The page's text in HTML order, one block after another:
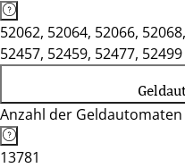
52062, 52064, 52066,
52457, 52459, 52477, 52499
Anzahl der
13781